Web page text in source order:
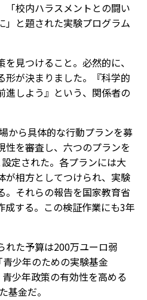
校内ハラスメントとの闘い
」と題された実験プログラム
見つけること。必然的に、
形が決まりました。『科学的
進しよう』という、関係者の
から具体的な行動プランを募
性を審査し、六つのプランを
定された。各プランには大
が相方としてつけられ、実験
。それらの報告を国家教育省
成する。この検証作業にも3年
た予算は200万ユーロ弱
青少年のための実験基金
青少年政策の有効性を高める
基金だ。